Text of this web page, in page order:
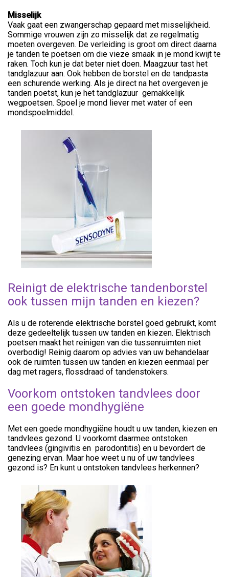
Misselijk
Vaak gaat een zwangerschap gepaard met misselijkheid.
Sommige vrouwen zijn zo misselijk dat ze regelmatig
moeten overgeven. De verleiding is groot om direct daarna
je tanden te poetsen om die vieze smaak in je mond kwijt te
raken. Toch kun je dat beter niet doen. Maagzuur tast het
tandglazuur aan. Ook hebben de borstel en de tandpasta
een schurende werking. Als je direct na het overgeven je
tanden poetst, kun je het tandglazuur gemakkelijk
wegpoetsen. Spoel je mond liever met water of een
mondspoelmiddel.
Reinigt de elektrische tandenborstel
ook tussen mijn tanden en kiezen?
Als u de roterende elektrische borstel goed gebruikt, komt
deze gedeeltelijk tussen uw tanden en kiezen. Elektrisch
poetsen maakt het reinigen van die tussenruimten niet
overbodig! Reinig daarom op advies van uw behandelaar
ook de ruimten tussen uw tanden en kiezen eenmaal per
dag met ragers, flossdraad of tandenstokers.
Voorkom ontstoken tandvlees door
een goede mondhygiëne
Met een goede mondhygiëne houdt u uw tanden, kiezen en
tandvlees gezond. U voorkomt daarmee ontstoken
tandvlees (gingivitis en parodontitis) en u bevordert de
genezing ervan. Maar hoe weet u nu of uw tandvlees
gezond is? En kunt u ontstoken tandvlees herkennen?